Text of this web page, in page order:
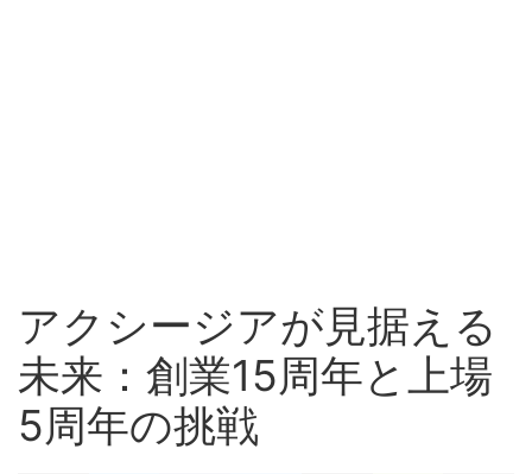
アクシージアが見据える
未来：創業15周年と上場
5周年の挑戦